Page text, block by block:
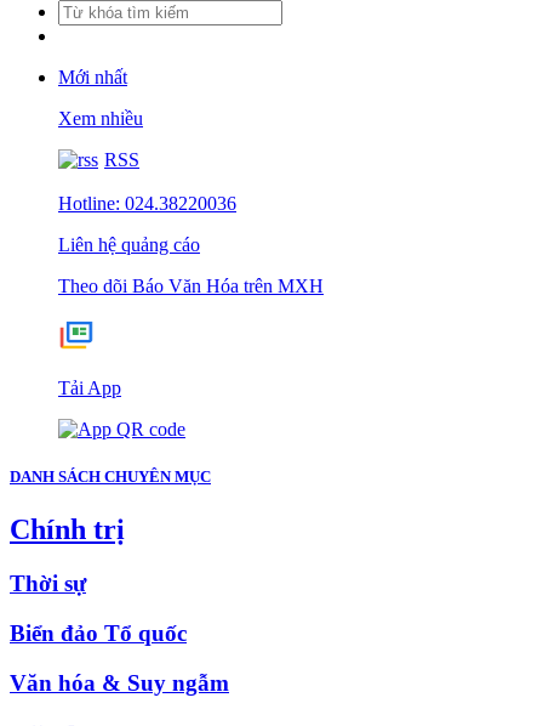
Mới nhất
Xem nhiều
RSS
Hotline: 024.38220036
Liên hệ quảng cáo
Theo dõi Báo Văn Hóa trên MXH
Tải App
DANH SÁCH CHUYÊN MỤC
Chính trị
Thời sự
Biển đảo Tổ quốc
Văn hóa & Suy ngẫm